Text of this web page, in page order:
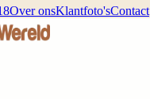
Over onsKlantfoto'sContact